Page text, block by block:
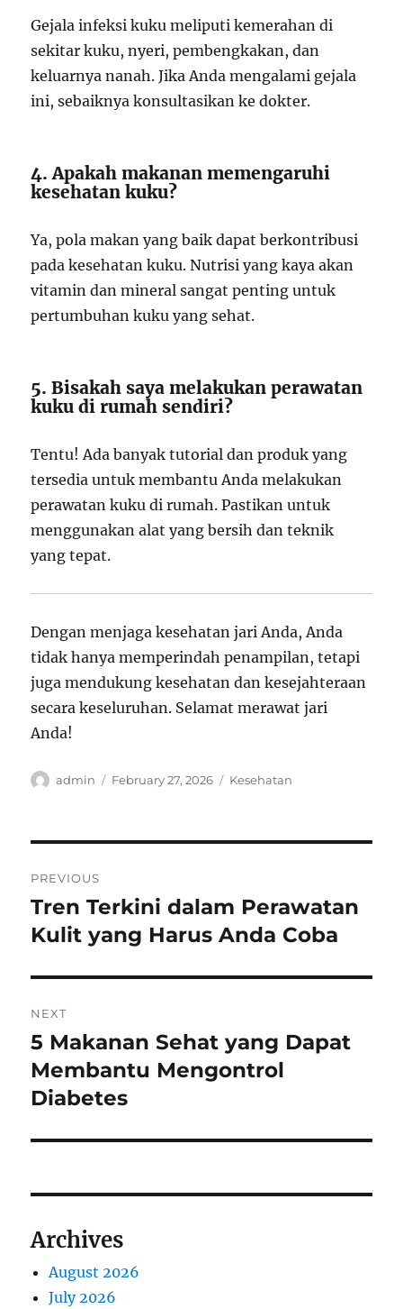
Gejala infeksi kuku meliputi kemerahan di
sekitar kuku, nyeri, pembengkakan, dan
keluarnya nanah. Jika Anda mengalami gejala
ini, sebaiknya konsultasikan ke dokter.
4. Apakah makanan memengaruhi
kesehatan kuku?
Ya, pola makan yang baik dapat berkontribusi
pada kesehatan kuku. Nutrisi yang kaya akan
vitamin dan mineral sangat penting untuk
pertumbuhan kuku yang sehat.
5. Bisakah saya melakukan perawatan
kuku di rumah sendiri?
Tentu! Ada banyak tutorial dan produk yang
tersedia untuk membantu Anda melakukan
perawatan kuku di rumah. Pastikan untuk
menggunakan alat yang bersih dan teknik
yang tepat.
Dengan menjaga kesehatan jari Anda, Anda
tidak hanya memperindah penampilan, tetapi
juga mendukung kesehatan dan kesejahteraan
secara keseluruhan. Selamat merawat jari
Anda!
Author
admin
Posted
February 27, 2026 Categories
Kesehatan
navigation
PREVIOUS
Previous
post:
Tren Terkini dalam Perawatan
Kulit yang Harus Anda Coba
NEXT
Next
post:
5 Makanan Sehat yang Dapat
Membantu Mengontrol
Diabetes
Archives
August 2026
July 2026